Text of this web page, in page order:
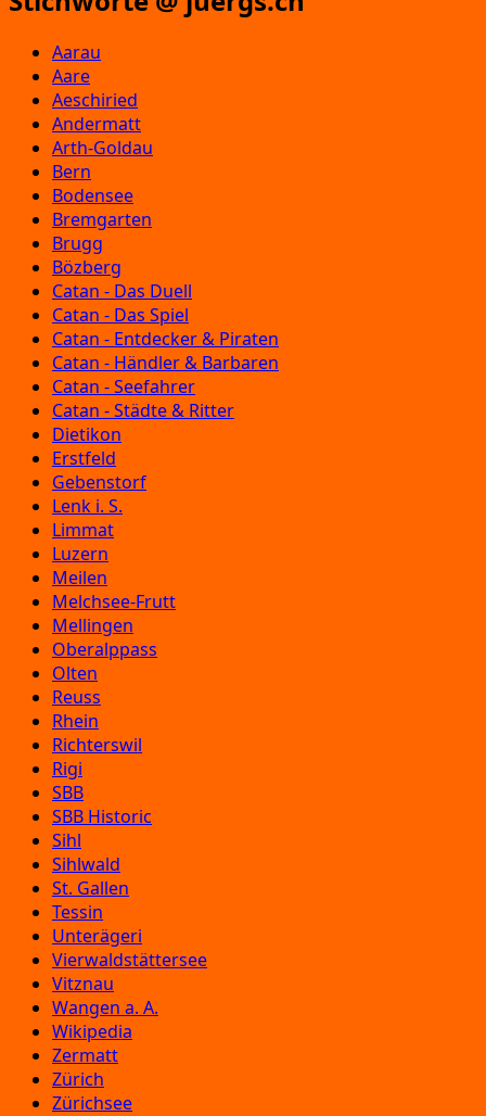
Aarau
Aare
Aeschiried
Andermatt
Arth-Goldau
Bern
Bodensee
Bremgarten
Brugg
Bözberg
Catan - Das Duell
Catan - Das Spiel
Catan - Entdecker & Piraten
Catan - Händler & Barbaren
Catan - Seefahrer
Catan - Städte & Ritter
Dietikon
Erstfeld
Gebenstorf
Lenk i. S.
Limmat
Luzern
Meilen
Melchsee-Frutt
Mellingen
Oberalppass
Olten
Reuss
Rhein
Richterswil
Rigi
SBB
SBB Historic
Sihl
Sihlwald
St. Gallen
Tessin
Unterägeri
Vierwaldstättersee
Vitznau
Wangen a. A.
Wikipedia
Zermatt
Zürich
Zürichsee